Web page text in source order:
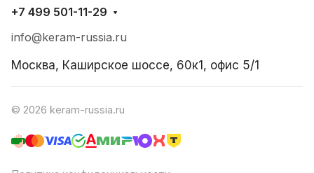
+7 499 501-11-29
info@keram-russia.ru
Москва, Каширское шоссе, 60к1, офис 5/1
© 2026 keram-russia.ru